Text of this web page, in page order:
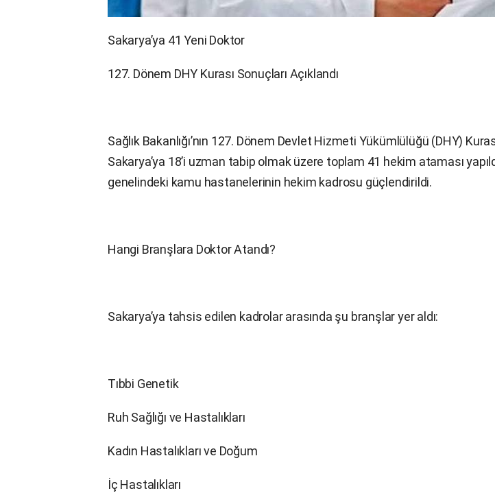
Sakarya’ya 41 Yeni Doktor
127. Dönem DHY Kurası Sonuçları Açıklandı
Sağlık Bakanlığı’nın 127. Dönem Devlet Hizmeti Yükümlülüğü (DHY)
Sakarya’ya 18’i uzman tabip olmak üzere toplam 41 hekim ataması
genelindeki kamu hastanelerinin hekim kadrosu güçlendirildi.
Hangi Branşlara Doktor Atandı?
Sakarya’ya tahsis edilen kadrolar arasında şu branşlar yer aldı:
Tıbbi Genetik
Ruh Sağlığı ve Hastalıkları
Kadın Hastalıkları ve Doğum
İç Hastalıkları